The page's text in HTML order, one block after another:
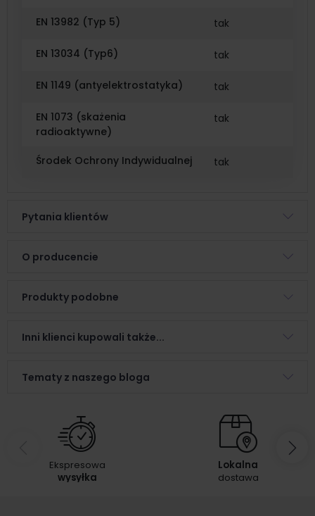
EN 13982 (Typ 5) tak
EN 13034 (Typ6) tak
EN 1149 (antyelektrostatyka) tak
EN 1073 (skażenia
radioaktywne)
tak
Środek Ochrony Indywidualnej tak
Pytania klientów
O producencie
Produkty podobne
Inni klienci kupowali także...
Tematy z naszego bloga
Ekspresowa
wysyłka
Lokalna
dostawa